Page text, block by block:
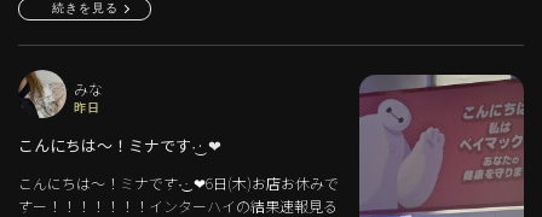
続きを見る
みな
昨日
こんにちは〜！ミナです‪·͜· ❤︎‬
こんにちは〜！ミナです‪·͜· ❤︎‬6日(木)お店お休みで
すー！！！！！！！インターハイの結果速報見る